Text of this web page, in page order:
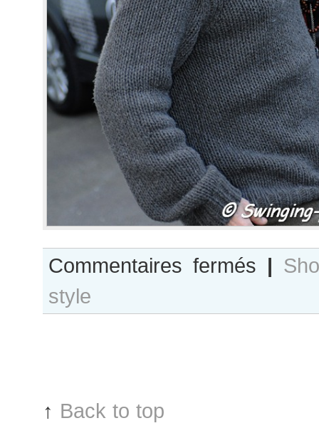
Commentaires fermés Jane|
style
↑ Back to top